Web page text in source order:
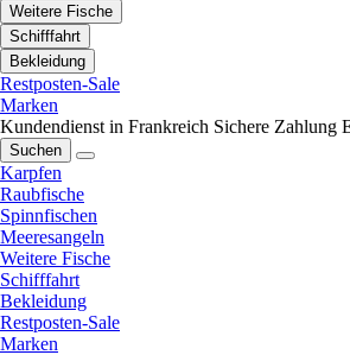
Weitere Fische
Schifffahrt
Bekleidung
Restposten-Sale
Marken
Kundendienst in Frankreich Sichere Zahlung
Suchen
Karpfen
Raubfische
Spinnfischen
Meeresangeln
Weitere Fische
Schifffahrt
Bekleidung
Restposten-Sale
Marken